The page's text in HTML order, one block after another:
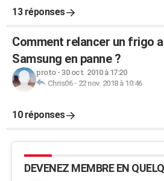
13 réponses
Comment relancer un frigo
Samsung en panne ?
proto- 30 oct. 2010 à 17:20
Chris06- 22 nov. 2018 à 10:46
10 réponses
DEVENEZ MEMBRE EN